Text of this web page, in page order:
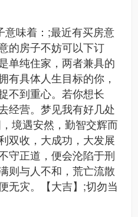
意味着：;最近有买房意
的房子不妨可以下订
单纯住家，两者兼具的
有具体人生目标的你，
不到重心。若你想长
经营。梦见我有好几处
境遇安然，勤智交辉而
双收，大成功，大发展
守正道，便会沦陷于刑
则与人不和，荒亡流散
无灾。【大吉】;切勿当